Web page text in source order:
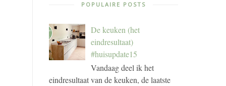
POPULAIRE POSTS
De keuken (het
eindresultaat)
#huisupdate15
Vandaag deel ik het
eindresultaat van de keuken, de laatste